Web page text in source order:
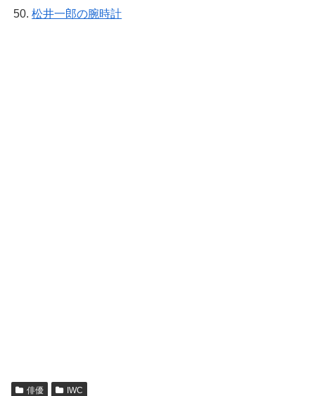
松井一郎の腕時計
俳優 IWC